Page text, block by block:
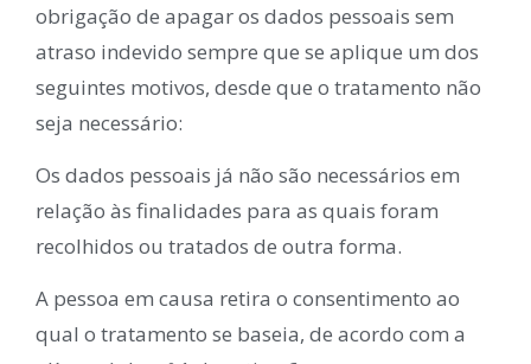
obrigação de apagar os dados pessoais sem
atraso indevido sempre que se aplique um dos
seguintes motivos, desde que o tratamento não
seja necessário:
Os dados pessoais já não são necessários em
relação às finalidades para as quais foram
recolhidos ou tratados de outra forma.
A pessoa em causa retira o consentimento ao
qual o tratamento se baseia, de acordo com a